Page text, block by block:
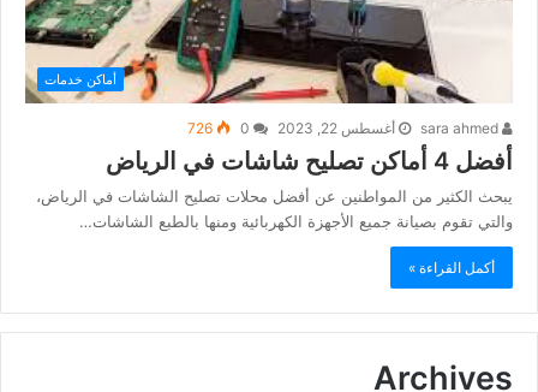
أماكن خدمات
أغسطس 22, 2023 726
أفضل 4 أماكن تصليح شاشات في الرياض
يبحث الكثير من المواطنين عن أفضل محلات تصليح الشاشات في الرياض،
والتي تقوم بصيانة جميع الأجهزة الكهربائية ومنها بالطبع الشاشات…
أكمل القراءة »
Archives